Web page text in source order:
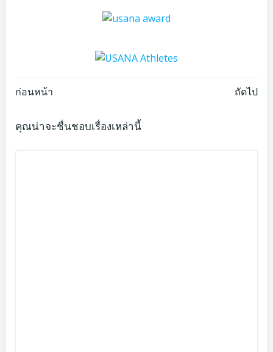
Post
navigation
ก่อนหน้า
navigation
ถัดไป
คุณน่าจะชื่นชอบเรื่องเหล่านี้